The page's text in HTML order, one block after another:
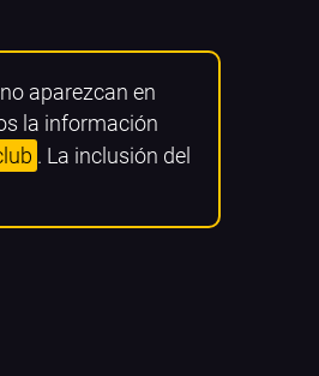
aparezcan en
la información
. La inclusión del